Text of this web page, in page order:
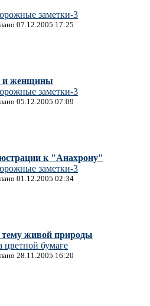
заметки-3
07.12.2005 17:25
женщины
заметки-3
05.12.2005 07:09
к "Анахрону"
заметки-3
01.12.2005 02:34
живой природы
цветной бумаге
28.11.2005 16:20